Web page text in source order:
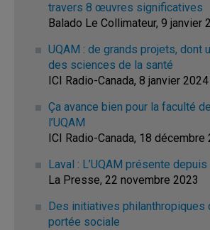
travers 8 œuvres significatives
Balado Le Collimateur, 9 janvier
UQAM : de grands projets, dont
des sciences de la santé
ICI Radio-Canada, 8 janvier 2024
Ça avance bien pour la faculté
l’UQAM
ICI Radio-Canada, 18 décembre
Laval : L’UQAM présente
La Presse, 22 novembre 2023
Des initiatives philanthropiques
portée sociale